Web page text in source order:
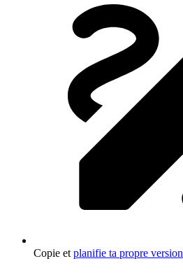
Copie et planifie ta propre version